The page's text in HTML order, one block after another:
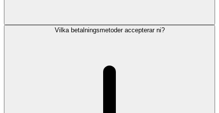
Vilka betalningsmetoder accepterar ni?